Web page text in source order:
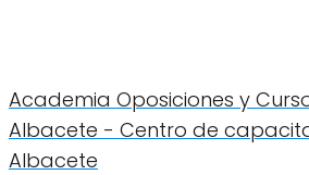
Academia Oposiciones y
Albacete - Centro de
Albacete